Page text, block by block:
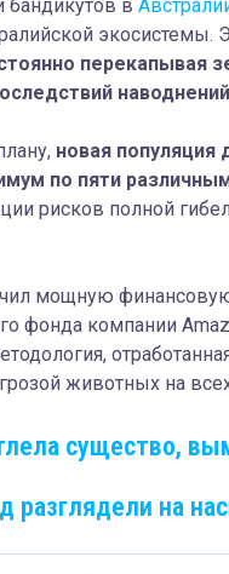
бандикутов в
экосистемы.
перекапывая
наводнений
новая
по пяти
рисков полной
мощную
фонда компании
животных на
существо,
на